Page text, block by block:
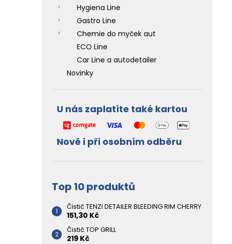
Hygiena Line
Gastro Line
Chemie do myček aut
ECO Line
Car Line a autodetailer
Novinky
U nás zaplatíte také kartou
Nově i při osobním odběru
Top 10 produktů
Čistič TENZI DETAILER BLEEDING RIM CHERRY
151,30 Kč
Čistič TOP GRILL
219 Kč